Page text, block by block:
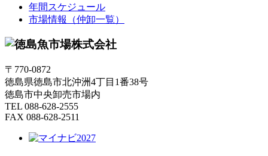
年間スケジュール
市場情報（仲卸一覧）
〒770-0872
徳島県徳島市北沖洲4丁目1番38号
徳島市中央卸売市場内
TEL 088-628-2555
FAX 088-628-2511